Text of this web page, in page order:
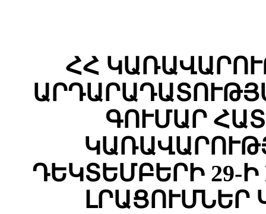
ՀՀ
ԳՈՒՄԱՐ
ԴԵԿՏԵՄԲԵՐԻ 29-Ի
ԼՐԱՑՈՒՄՆԵՐ